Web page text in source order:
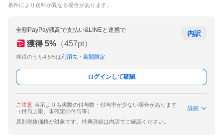
条件により送料が異なる場合があります。
全額PayPay残高で支払い&LINEと連携で
獲得 5% （457pt）
獲得のうち4.5%は利用先・期間限定
内訳
ログインして確認
ご注意 表示よりも実際の付与数・付与率が少ない場合があります
（付与上限、未確定の付与等）
詳細
原則税抜価格が対象です。特典詳細は内訳でご確認ください。